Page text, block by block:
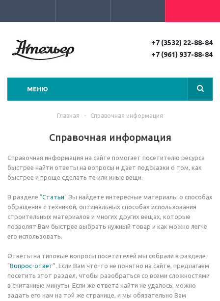
+7 (3532) 22-88-84
+7 (961) 937-88-84
МЕНЮ
Главная - Справочная информация
Справочная информация
Справочная информация на сайте помогает посетителю ресурса
быстрее найти ответы на вопросы и дает подсказки о том, как
быстрее и проще сделать те или иные вещи.
В разделе "Статьи" Вы найдете интересные материалы о способах
обращения с техникой, оптимальных способах использования
строительных материалов и многих других вещах, которые
позволят Вам быстрее выбрать нужный товар и как можно легче
его использовать.
Ответы на типовые вопросы посетителей мы собрали в разделе
"Вопрос-ответ". Если Вам что-то не понятно на сайте, предлагаем
посетить этот раздел, чтобы разобраться со всеми сложностями
в считанные минуты. Если же ответа найти не удалось, можно
задать его нам на той же странице, и мы обязательно Вам